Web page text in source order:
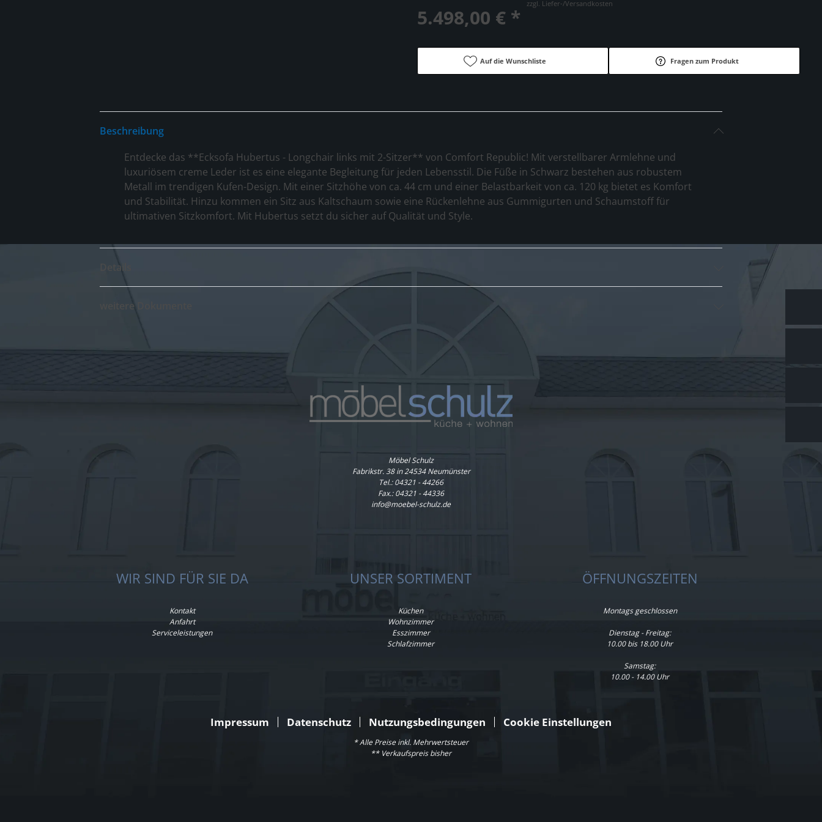
5.498,00 € *
zzgl. Liefer-/Versandkosten
Auf die Wunschliste Fragen zum Produkt
Beschreibung
Entdecke das **Ecksofa Hubertus - Longchair links mit 2-Sitzer** von Comfort Republic! Mit verstellbarer Armlehne und
luxuriösem creme Leder ist es eine elegante Begleitung für jeden Lebensstil. Die Füße in Schwarz bestehen aus robustem
Metall im trendigen Kufen-Design. Mit einer Sitzhöhe von ca. 44 cm und einer Belastbarkeit von ca. 120 kg bietet es Komfort
und Stabilität. Hinzu kommen ein Sitz aus Kaltschaum sowie eine Rückenlehne aus Gummigurten und Schaumstoff für
ultimativen Sitzkomfort. Mit Hubertus setzt du sicher auf Qualität und Style.
Details
weitere Dokumente
Möbel Schulz
Fabrikstr. 38 in 24534 Neumünster
Tel.:04321 - 44266
Fax.: 04321 - 44336
info@moebel-schulz.de
WIR SIND FÜR SIE DA
Kontakt
Anfahrt
Serviceleistungen
UNSER SORTIMENT
Küchen
Wohnzimmer
Esszimmer
Schlafzimmer
ÖFFNUNGSZEITEN
Montags geschlossen
Dienstag - Freitag:
10.00 bis 18.00 Uhr
Samstag:
10.00 - 14.00 Uhr
Impressum Datenschutz Nutzungsbedingungen Cookie Einstellungen
* Alle Preise inkl. Mehrwertsteuer
** Verkaufspreis bisher